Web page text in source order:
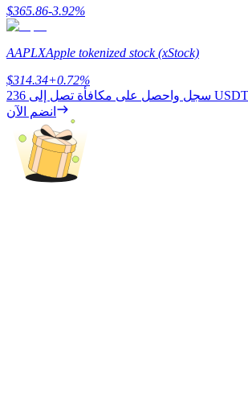
التوقيع المساحي
عوائد عالية والوصول الفوري
$365.86-3.92%
AAPLXApple tokenized stock (xStock)
$314.34+0.72%
سجل واحصل على مكافأة تصل إلى 236 USDT
انضم الآن